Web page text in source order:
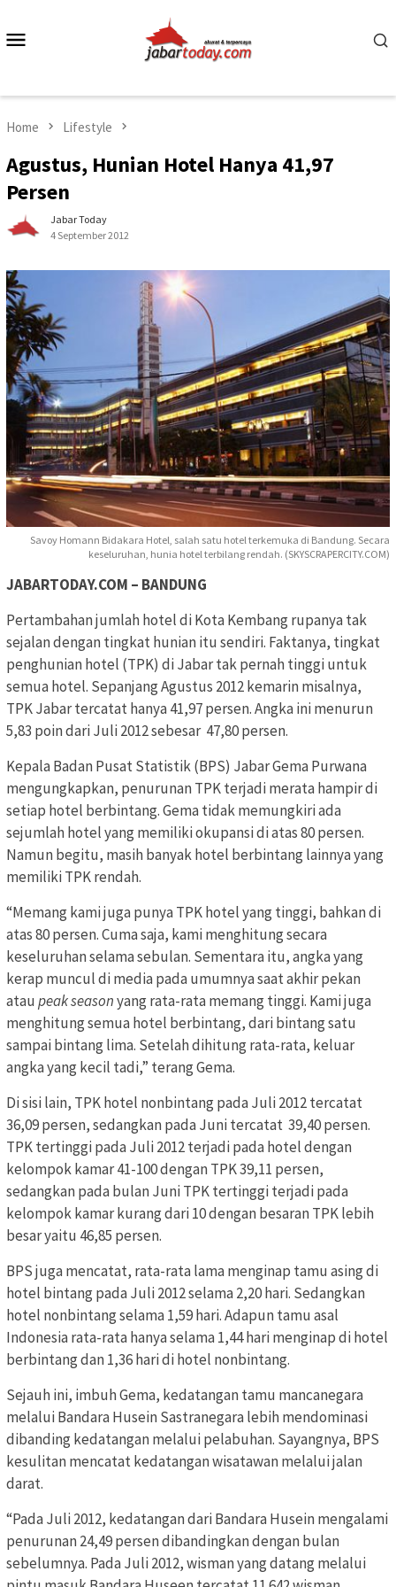
content
Home Lifestyle
Agustus, Hunian Hotel Hanya 41,97
Persen
Jabar Today
4 September 2012
Savoy Homann Bidakara Hotel, salah satu hotel terkemuka di Bandung. Secara
keseluruhan, hunia hotel terbilang rendah. (SKYSCRAPERCITY.COM)
JABARTODAY.COM – BANDUNG
Pertambahan jumlah hotel di Kota Kembang rupanya tak
sejalan dengan tingkat hunian itu sendiri. Faktanya, tingkat
penghunian hotel (TPK) di Jabar tak pernah tinggi untuk
semua hotel. Sepanjang Agustus 2012 kemarin misalnya,
TPK Jabar tercatat hanya 41,97 persen. Angka ini menurun
5,83 poin dari Juli 2012 sebesar 47,80 persen.
Kepala Badan Pusat Statistik (BPS) Jabar Gema Purwana
mengungkapkan, penurunan TPK terjadi merata hampir di
setiap hotel berbintang. Gema tidak memungkiri ada
sejumlah hotel yang memiliki okupansi di atas 80 persen.
Namun begitu, masih banyak hotel berbintang lainnya yang
memiliki TPK rendah.
“Memang kami juga punya TPK hotel yang tinggi, bahkan di
atas 80 persen. Cuma saja, kami menghitung secara
keseluruhan selama sebulan. Sementara itu, angka yang
kerap muncul di media pada umumnya saat akhir pekan
ataupeak seasonyang rata-rata memang tinggi. Kami juga
menghitung semua hotel berbintang, dari bintang satu
sampai bintang lima. Setelah dihitung rata-rata, keluar
angka yang kecil tadi,” terang Gema.
Di sisi lain, TPK hotel nonbintang pada Juli 2012 tercatat
36,09 persen, sedangkan pada Juni tercatat 39,40 persen.
TPK tertinggi pada Juli 2012 terjadi pada hotel dengan
kelompok kamar 41-100 dengan TPK 39,11 persen,
sedangkan pada bulan Juni TPK tertinggi terjadi pada
kelompok kamar kurang dari 10 dengan besaran TPK lebih
besar yaitu 46,85 persen.
BPS juga mencatat, rata-rata lama menginap tamu asing di
hotel bintang pada Juli 2012 selama 2,20 hari. Sedangkan
hotel nonbintang selama 1,59 hari. Adapun tamu asal
Indonesia rata-rata hanya selama 1,44 hari menginap di hotel
berbintang dan 1,36 hari di hotel nonbintang.
Sejauh ini, imbuh Gema, kedatangan tamu mancanegara
melalui Bandara Husein Sastranegara lebih mendominasi
dibanding kedatangan melalui pelabuhan. Sayangnya, BPS
kesulitan mencatat kedatangan wisatawan melalui jalan
darat.
“Pada Juli 2012, kedatangan dari Bandara Husein mengalami
penurunan 24,49 persen dibandingkan dengan bulan
sebelumnya. Pada Juli 2012, wisman yang datang melalui